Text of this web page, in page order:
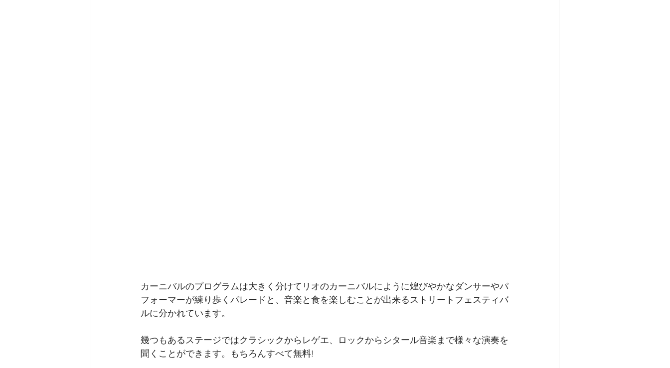
カーニバルのプログラムは大きく分けてリオのカーニバルにように煌びやかなダンサーやパ
フォーマーが練り歩くパレードと、音楽と食を楽しむことが出来るストリートフェスティバ
ルに分かれています。
幾つもあるステージではクラシックからレゲエ、ロックからシタール音楽まで様々な演奏を
聞くことができます。もちろんすべて無料!